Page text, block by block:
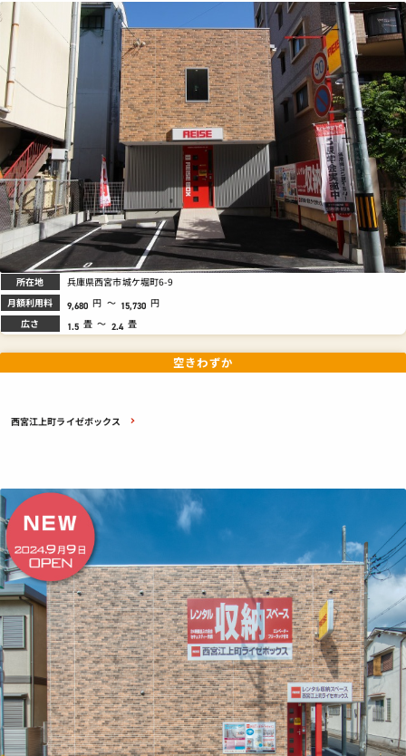
所在地 兵庫県西宮市城ケ堀町6-9
月額利用料 9,680 円 ～ 15,730 円
広さ 1.5 畳 ～ 2.4 畳
西宮江上町ライゼボックス
空きわずか